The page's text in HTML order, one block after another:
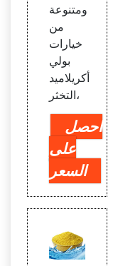
ومتنوعة
من
خيارات
بولي
أكريلاميد
التخثر،
احصل
على
السعر